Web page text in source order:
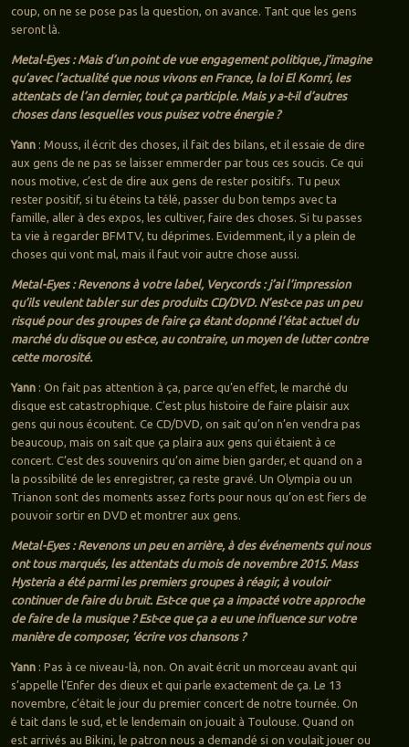
coup, on ne se pose pas la question, on avance. Tant que les gens
seront là.
Metal-Eyes : Mais d’un point de vue engagement politique, j’imagine
qu’avec l’actualité que nous vivons en France, la loi El Komri, les
attentats de l’an dernier, tout ça participle. Mais y a-t-il d’autres
choses dans lesquelles vous puisez votre énergie ?
Yann : Mouss, il écrit des choses, il fait des bilans, et il essaie de dire
aux gens de ne pas se laisser emmerder par tous ces soucis. Ce qui
nous motive, c’est de dire aux gens de rester positifs. Tu peux
rester positif, si tu éteins ta télé, passer du bon temps avec ta
famille, aller à des expos, les cultiver, faire des choses. Si tu passes
ta vie à regarder BFMTV, tu déprimes. Evidemment, il y a plein de
choses qui vont mal, mais il faut voir autre chose aussi.
Metal-Eyes : Revenons à votre label, Verycords : j’ai l’impression
qu’ils veulent tabler sur des produits CD/DVD. N’est-ce pas un peu
risqué pour des groupes de faire ça étant dopnné l’état actuel du
marché du disque ou est-ce, au contraire, un moyen de lutter contre
cette morosité.
Yann : On fait pas attention à ça, parce qu’en effet, le marché du
disque est catastrophique. C’est plus histoire de faire plaisir aux
gens qui nous écoutent. Ce CD/DVD, on sait qu’on n’en vendra pas
beaucoup, mais on sait que ça plaira aux gens qui étaient à ce
concert. C’est des souvenirs qu’on aime bien garder, et quand on a
la possibilité de les enregistrer, ça reste gravé. Un Olympia ou un
Trianon sont des moments assez forts pour nous qu’on est fiers de
pouvoir sortir en DVD et montrer aux gens.
Metal-Eyes : Revenons un peu en arrière, à des événements qui nous
ont tous marqués, les attentats du mois de novembre 2015. Mass
Hysteria a été parmi les premiers groupes à réagir, à vouloir
continuer de faire du bruit. Est-ce que ça a impacté votre approche
de faire de la musique ? Est-ce que ça a eu une influence sur votre
manière de composer, ‘écrire vos chansons ?
Yann : Pas à ce niveau-là, non. On avait écrit un morceau avant qui
s’appelle l’Enfer des dieux et qui parle exactement de ça. Le 13
novembre, c’était le jour du premier concert de notre tournée. On
é tait dans le sud, et le lendemain on jouait à Toulouse. Quand on
est arrivés au Bikini, le patron nous a demandé si on voulait jouer ou